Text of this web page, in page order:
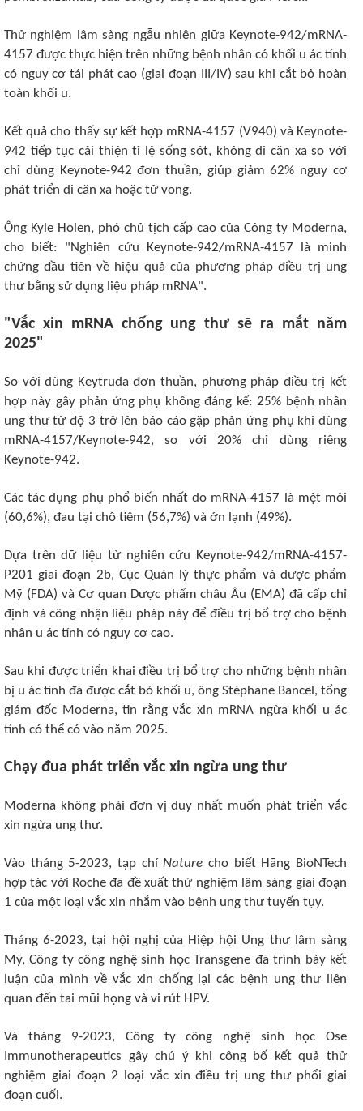
Thử nghiệm lâm sàng ngẫu nhiên giữa Keynote-942/mRNA-
4157 được thực hiện trên những bệnh nhân có khối u ác tính
có nguy cơ tái phát cao (giai đoạn III/IV) sau khi cắt bỏ hoàn
toàn khối u.
Kết quả cho thấy sự kết hợp mRNA-4157 (V940) và Keynote-
942 tiếp tục cải thiện tỉ lệ sống sót, không di căn xa so với
chỉ dùng Keynote-942 đơn thuần, giúp giảm 62% nguy cơ
phát triển di căn xa hoặc tử vong.
Ông Kyle Holen, phó chủ tịch cấp cao của Công ty Moderna,
cho biết: "Nghiên cứu Keynote-942/mRNA-4157 là minh
chứng đầu tiên về hiệu quả của phương pháp điều trị ung
thư bằng sử dụng liệu pháp mRNA".
"Vắc xin mRNA chống ung thư sẽ ra mắt năm
2025"
So với dùng Keytruda đơn thuần, phương pháp điều trị kết
hợp này gây phản ứng phụ không đáng kể: 25% bệnh nhân
ung thư từ độ 3 trở lên báo cáo gặp phản ứng phụ khi dùng
mRNA-4157/Keynote-942, so với 20% chỉ dùng riêng
Keynote-942.
Các tác dụng phụ phổ biến nhất do mRNA-4157 là mệt mỏi
(60,6%), đau tại chỗ tiêm (56,7%) và ớn lạnh (49%).
Dựa trên dữ liệu từ nghiên cứu Keynote-942/mRNA-4157-
P201 giai đoạn 2b, Cục Quản lý thực phẩm và dược phẩm
Mỹ (FDA) và Cơ quan Dược phẩm châu Âu (EMA) đã cấp chỉ
định và công nhận liệu pháp này để điều trị bổ trợ cho bệnh
nhân u ác tính có nguy cơ cao.
Sau khi được triển khai điều trị bổ trợ cho những bệnh nhân
bị u ác tính đã được cắt bỏ khối u, ông Stéphane Bancel, tổng
giám đốc Moderna, tin rằng vắc xin mRNA ngừa khối u ác
tính có thể có vào năm 2025.
Chạy đua phát triển vắc xin ngừa ung thư
Moderna không phải đơn vị duy nhất muốn phát triển vắc
xin ngừa ung thư.
Vào tháng 5-2023, tạp chíNature cho biết Hãng BioNTech
hợp tác với Roche đã đề xuất thử nghiệm lâm sàng giai đoạn
1 của một loại vắc xin nhắm vào bệnh ung thư tuyến tụy.
Tháng 6-2023, tại hội nghị của Hiệp hội Ung thư lâm sàng
Mỹ, Công ty công nghệ sinh học Transgene đã trình bày kết
luận của mình về vắc xin chống lại các bệnh ung thư liên
quan đến tai mũi họng và vi rút HPV.
Và tháng 9-2023, Công ty công nghệ sinh học Ose
Immunotherapeutics gây chú ý khi công bố kết quả thử
nghiệm giai đoạn 2 loại vắc xin điều trị ung thư phổi giai
đoạn cuối.